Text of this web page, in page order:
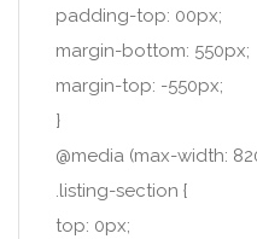
padding-top: 00px;
margin-bottom: 550px;
margin-top: -550px;
}
@media (max-width:
.listing-section {
top: 0px;